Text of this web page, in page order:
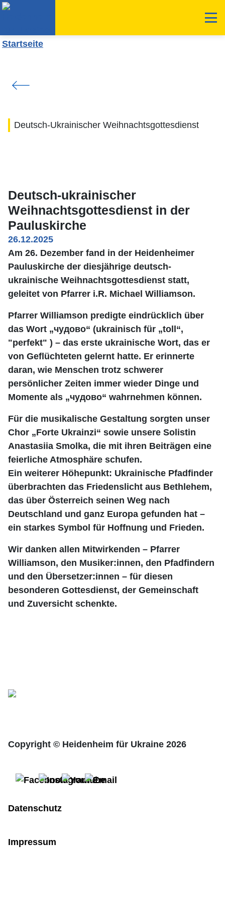
Deutsch-Ukrainischer Weihnachtsgottesdienst
Deutsch-ukrainischer
Weihnachtsgottesdienst in der
Pauluskirche
26.12.2025
Am 26. Dezember fand in der Heidenheimer
Pauluskirche der diesjährige deutsch-
ukrainische Weihnachtsgottesdienst statt,
geleitet von Pfarrer i.R. Michael Williamson.
Pfarrer Williamson predigte eindrücklich über
das Wort „чудово“ (ukrainisch für „toll“,
"perfekt" ) – das erste ukrainische Wort, das er
von Geflüchteten gelernt hatte. Er erinnerte
daran, wie Menschen trotz schwerer
persönlicher Zeiten immer wieder Dinge und
Momente als „чудово“ wahrnehmen können.
Für die musikalische Gestaltung sorgten unser
Chor „Forte Ukrainzi“ sowie unsere Solistin
Anastasiia Smolka, die mit ihren Beiträgen eine
feierliche Atmosphäre schufen.
Ein weiterer Höhepunkt: Ukrainische Pfadfinder
überbrachten das Friedenslicht aus Bethlehem,
das über Österreich seinen Weg nach
Deutschland und ganz Europa gefunden hat –
ein starkes Symbol für Hoffnung und Frieden.
Wir danken allen Mitwirkenden – Pfarrer
Williamson, den Musiker:innen, den Pfadfindern
und den Übersetzer:innen – für diesen
besonderen Gottesdienst, der Gemeinschaft
und Zuversicht schenkte.
Copyright © Heidenheim für Ukraine 2026
Datenschutz
Impressum